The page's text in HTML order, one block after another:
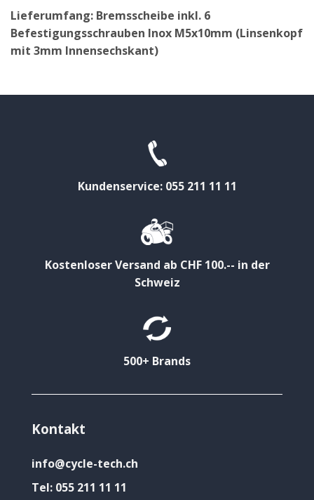
Lieferumfang: Bremsscheibe inkl. 6
Befestigungsschrauben Inox M5x10mm (Linsenkopf
mit 3mm Innensechskant)
Kundenservice: 055 211 11 11
Kostenloser Versand ab CHF 100.-- in der
Schweiz
500+ Brands
Kontakt
info@cycle-tech.ch
Tel: 055 211 11 11